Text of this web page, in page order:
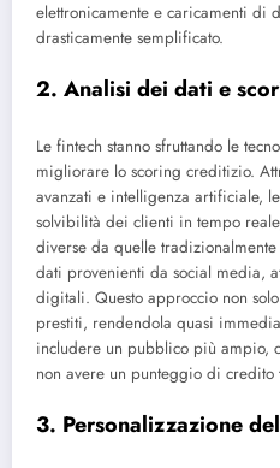
elettronicamente e caricamenti di
drasticamente semplificato.
2. Analisi dei dati e
Le fintech stanno sfruttando le
migliorare lo scoring creditizio.
avanzati e intelligenza artificiale,
solvibilità dei clienti in tempo
diverse da quelle
dati provenienti da social media,
digitali. Questo approccio non
prestiti, rendendola quasi
includere un pubblico più ampio,
non avere un punteggio di credito
3. Personalizzazione